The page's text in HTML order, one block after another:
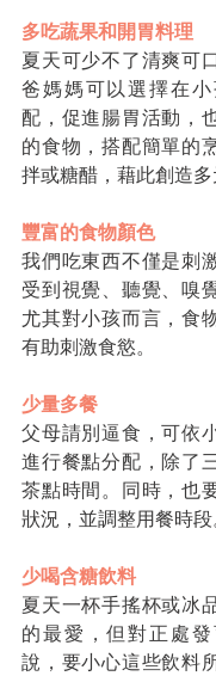
多吃蔬果和開胃料理
夏天可少不了清爽可
爸媽媽可以選擇在
配，促進腸胃活動，
的食物，搭配簡單的
拌或糖醋，藉此創造多
豐富的食物顏色
我們吃東西不僅是刺
受到視覺、聽覺、嗅
尤其對小孩而言，食
有助刺激食慾。
少量多餐
父母請別逼食，可依
進行餐點分配，除了
茶點時間。同時，也
狀況，並調整用餐時段
少喝含糖飲料
夏天一杯手搖杯或冰
的最愛，但對正處
說，要小心這些飲料